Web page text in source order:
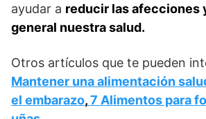
ayudar a reducir las afecciones
general nuestra salud.
Otros artículos que te pueden
Mantener una alimentación
el embarazo,7 Alimentos para